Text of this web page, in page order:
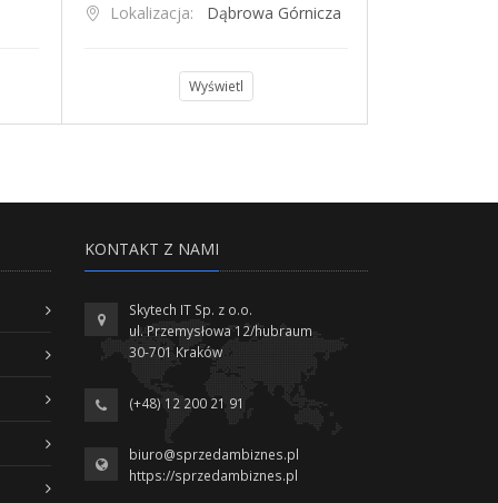
Lokalizacja:
Dąbrowa Górnicza
Wyświetl
KONTAKT Z NAMI
Skytech IT Sp. z o.o.
ul. Przemysłowa 12/hubraum
30-701 Kraków
(+48) 12 200 21 91
biuro@sprzedambiznes.pl
https://sprzedambiznes.pl